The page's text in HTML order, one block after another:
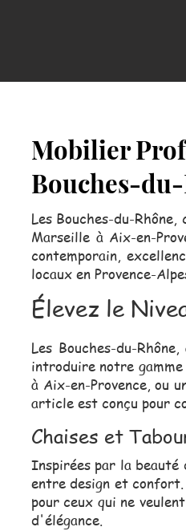
Mobilier
Bouches-
Les Bouches-du-
Marseille à Aix-en-
contemporain,
locaux en Provence-
Élevez le
Les Bouches-du-
introduire notre
à Aix-en-Provence, ou
article est conçu pour
Chaises et
Inspirées par la beauté
entre design et
pour ceux qui ne
d'élégance.